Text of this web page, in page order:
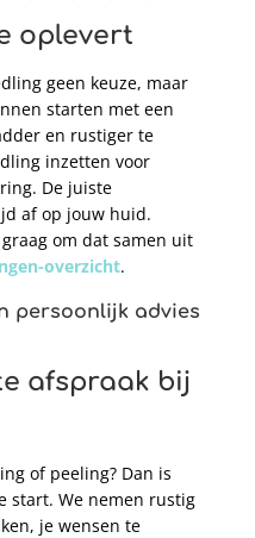
oplevert
geen keuze, maar
starten met een
en rustiger te
inzetten voor
De juiste
af op jouw huid.
om dat samen uit
overzicht.
persoonlijk advies
afspraak bij
of peeling? Dan is
start. We nemen rustig
je wensen te